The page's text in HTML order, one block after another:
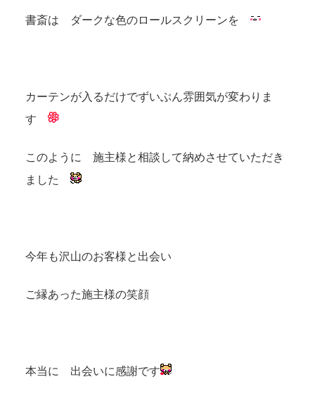
書斎は ダークな色のロールスクリーンを
カーテンが入るだけでずいぶん雰囲気が変わりま
す
このように 施主様と相談して納めさせていただき
ました
今年も沢山のお客様と出会い
ご縁あった施主様の笑顔
本当に 出会いに感謝です